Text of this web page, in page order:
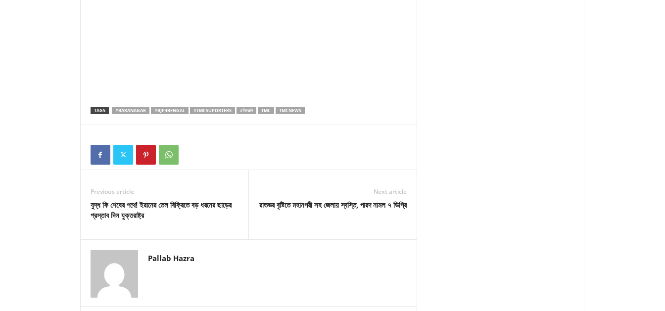
TAGS #BARANAGAR #BJP4BENGAL #TMCSUPORTERS #বিজেপি TMC TMCNEWS
Previous article
যুদ্ধ কি শেষের পথে! ইরানের তেল বিক্রিতে বড় ধরনের ছাড়ের
প্রস্তাব দিল যুক্তরাষ্ট্র
Next article
রাতভর বৃষ্টিতে মহানগরী সহ জেলায় স্বস্তি, পারদ নামল ৭ ডিগ্রি
Pallab Hazra